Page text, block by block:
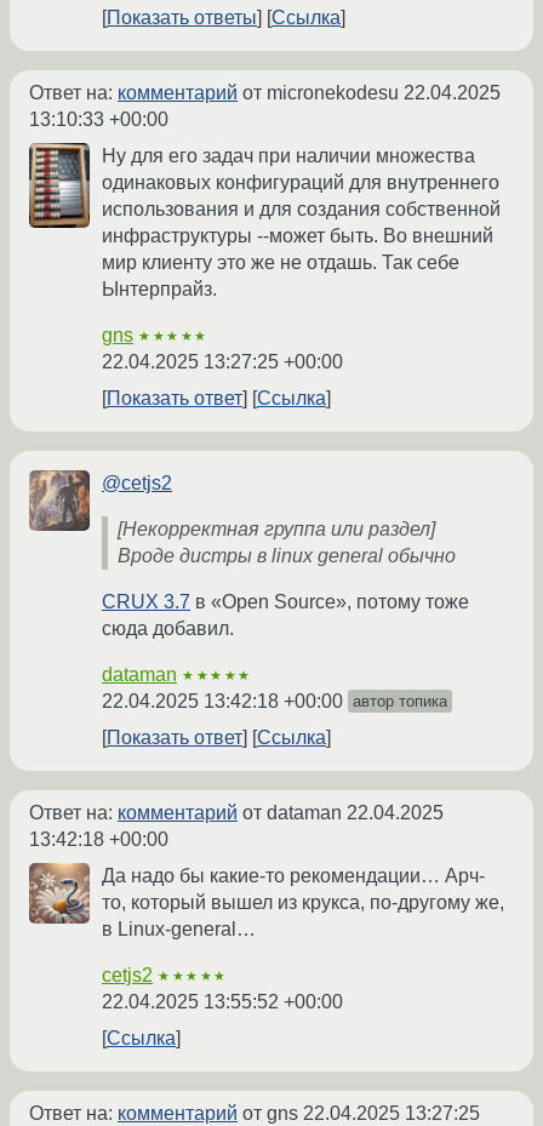
Показать ответы
Ссылка
Ответ на: комментарий от micronekodesu 22.04.2025
13:10:33 +00:00
Ну для его задач при наличии множества
одинаковых конфигураций для внутреннего
использования и для создания собственной
инфраструктуры --может быть. Во внешний
мир клиенту это же не отдашь. Так себе
Ынтерпрайз.
gns ★★★★★
22.04.2025 13:27:25 +00:00
Показать ответ
Ссылка
@cetjs2
[Некорректная группа или раздел]
Вроде дистры в linux general обычно
CRUX 3.7 в «Open Source», потому тоже
сюда добавил.
dataman ★★★★★
22.04.2025 13:42:18 +00:00 автор топика
Показать ответ Ссылка
Ответ на: комментарий от dataman 22.04.2025
13:42:18 +00:00
Да надо бы какие-то рекомендации… Арч-
то, который вышел из крукса, по-другому же,
в Linux-general…
cetjs2 ★★★★★
22.04.2025 13:55:52 +00:00
Ссылка
Ответ на: комментарий от gns 22.04.2025 13:27:25